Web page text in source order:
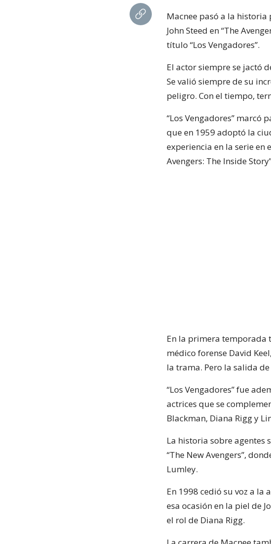
Macnee pasó a la
John Steed en “The
título “Los Vengadores”.
El actor siempre se jactó
Se valió siempre de su
peligro. Con el tiempo,
“Los Vengadores” marcó
que en 1959 adoptó la
experiencia en la serie en
Avengers: The Inside
En la primera temporada
médico forense David
la trama. Pero la salida
“Los Vengadores” fue
actrices que se
Blackman, Diana Rigg y
La historia sobre agentes
“The New Avengers”,
Lumley.
En 1998 cedió su voz a la
esa ocasión en la piel de
el rol de Diana Rigg.